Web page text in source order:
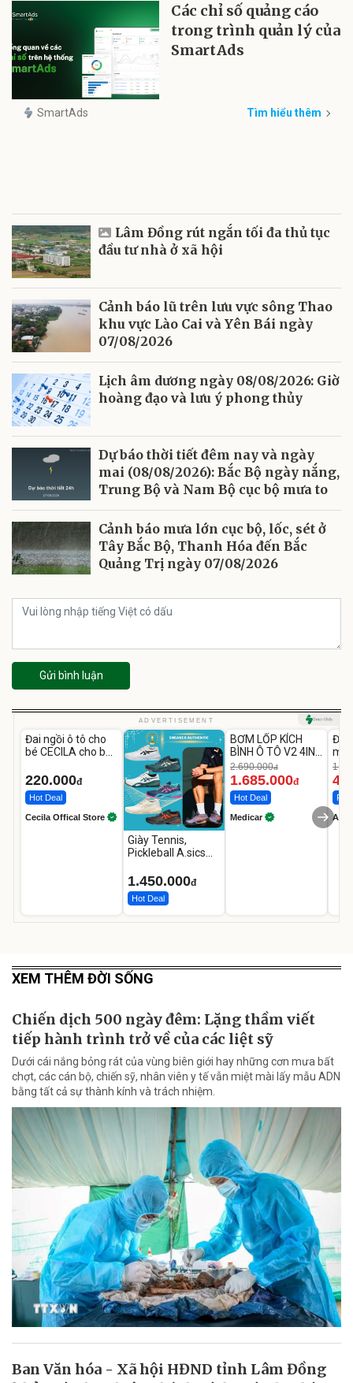
Các chỉ số quảng cáo
trong trình quản lý của
SmartAds
SmartAds Tìm hiểu thêm
Lâm Đồng rút ngắn tối đa thủ tục
đầu tư nhà ở xã hội
Cảnh báo lũ trên lưu vực sông Thao
khu vực Lào Cai và Yên Bái ngày
07/08/2026
Lịch âm dương ngày 08/08/2026: Giờ
hoàng đạo và lưu ý phong thủy
Dự báo thời tiết đêm nay và ngày
mai (08/08/2026): Bắc Bộ ngày nắng,
Trung Bộ và Nam Bộ cục bộ mưa to
Cảnh báo mưa lớn cục bộ, lốc, sét ở
Tây Bắc Bộ, Thanh Hóa đến Bắc
Quảng Trị ngày 07/08/2026
Gửi bình luận
ADVERTISEMENT
Đai ngồi ô tô cho
bé CECILA cho bé
220.000đ
Hot Deal
Cecila Offical Store
Giày Tennis,
Pickleball A.sics
Các Phối Màu
1.450.000đ
Hot Deal
-37%
BƠM LỐP KÍCH
BÌNH Ô TÔ V2 4IN1
Medicar
12.000mAh
2.690.000đ
1.685.000đ
Hot Deal
Medicar A
XEM THÊM ĐỜI SỐNG
Chiến dịch 500 ngày đêm: Lặng thầm viết
tiếp hành trình trở về của các liệt sỹ
Dưới cái nắng bỏng rát của vùng biên giới hay những cơn mưa bất
chợt, các cán bộ, chiến sỹ, nhân viên y tế vẫn miệt mài lấy mẫu ADN
bằng tất cả sự thành kính và trách nhiệm.
Ban Văn hóa - Xã hội HĐND tỉnh Lâm Đồng